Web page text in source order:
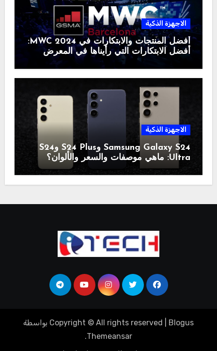
الاجهزة الذكية
أفضل المنتجات والابتكارات في MWC 2024:
أفضل الابتكارات التي رأيناها في المعرض
الاجهزة الذكية
Samsung Galaxy S24 وS24 Plus وS24
Ultra: ماهي موصفات والسعر والألوان؟
Copyright © All rights reserved Blogus
بواسطة
Themeansar
.